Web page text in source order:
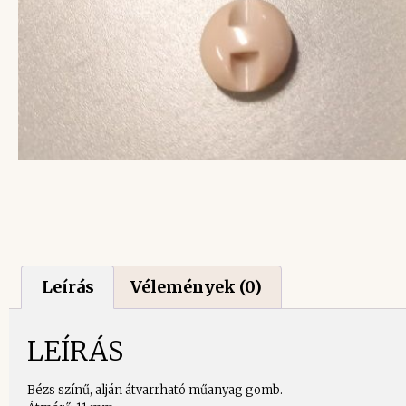
Leírás Vélemények (0)
LEÍRÁS
Bézs színű, alján átvarrható műanyag gomb.